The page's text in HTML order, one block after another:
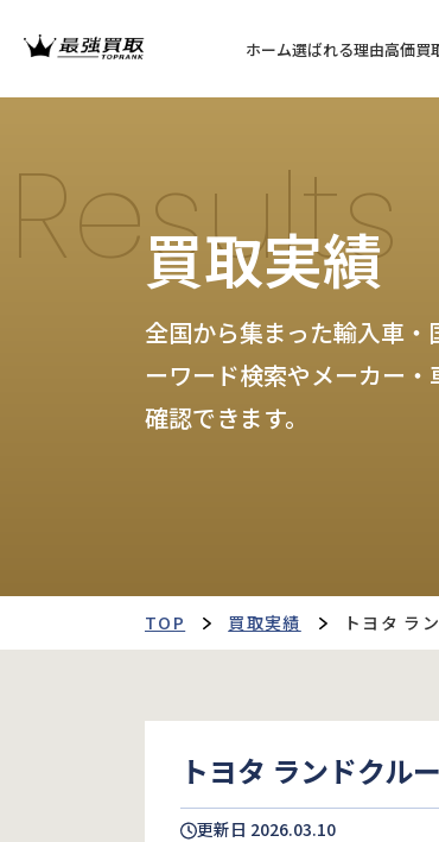
ホーム選ばれる理由高価買
Results
買取実績
全国から集まった輸入車
ーワード検索やメーカー
確認できます。
TOP 買取実績 トヨタ ラ
トヨタ ランドクル
更新日 2026.03.10